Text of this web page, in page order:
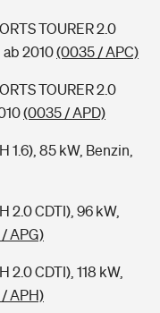
TOURER 2.0
ab 2010(0035 / APC)
TOURER 2.0
(0035 / APD)
1.6), 85 kW, Benzin,
2.0 CDTI), 96 kW,
APG)
2.0 CDTI), 118 kW,
APH)